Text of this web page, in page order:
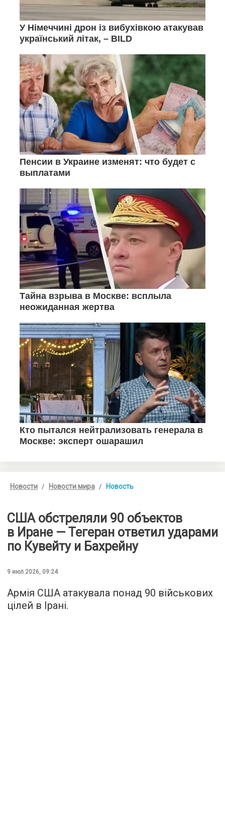
Новости Новости мира Новость
США обстреляли 90 объектов
в Иране — Тегеран ответил ударами
по Кувейту и Бахрейну
9 июл 2026, 09:24
Армія США атакувала понад 90 військових
цілей в Ірані.